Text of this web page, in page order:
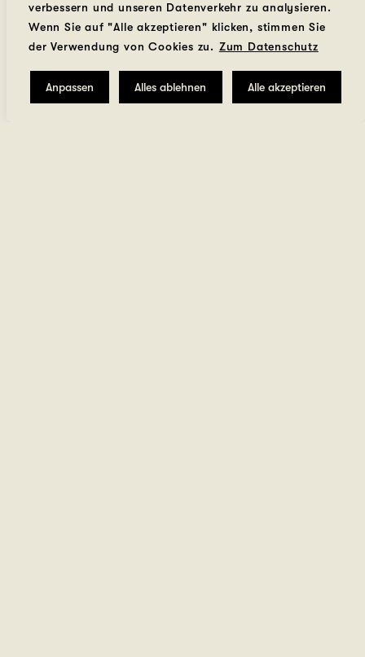
verbessern und unseren Datenverkehr zu analysieren.
Wenn Sie auf "Alle akzeptieren" klicken, stimmen Sie
der Verwendung von Cookies zu. Zum Datenschutz
Anpassen Alles ablehnen Alle akzeptieren